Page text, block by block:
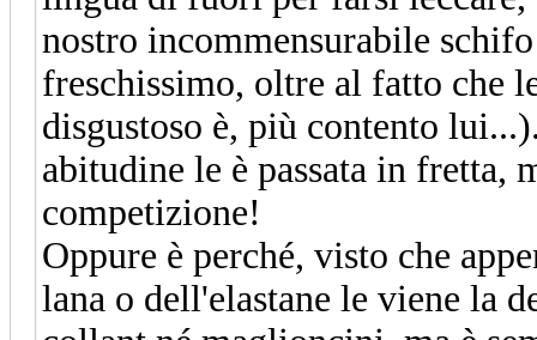
nostro incommensurabile
freschissimo, oltre al fatto che
disgustoso è, più contento
abitudine le è passata in fretta,
competizione!
Oppure è perché, visto che
lana o dell'elastane le viene la